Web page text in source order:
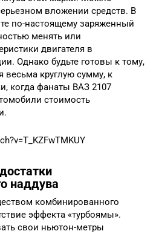
вложении средств. В
по-настоящему заряженный
менять или
двигателя в
Однако будьте готовы к тому,
весьма круглую сумму, к
когда фанаты ВАЗ 2107
стоимость
наддува
комбинированного
эффекта «турбоямы».
свои ньютон-метры